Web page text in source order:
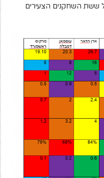
ששת השחקנים הצעירים